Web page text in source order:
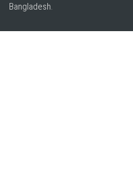
Bangladesh.